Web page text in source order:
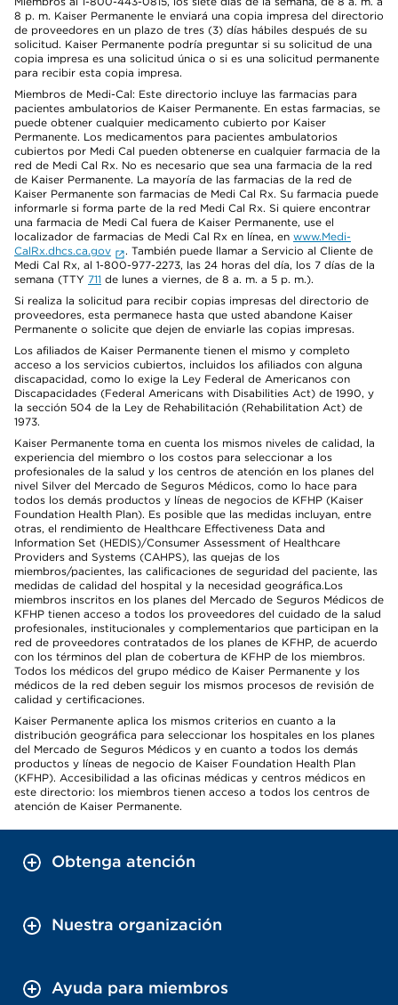
8 p. m. Kaiser Permanente le enviará una copia impresa del directorio
de proveedores en un plazo de tres (3) días hábiles después de su
solicitud. Kaiser Permanente podría preguntar si su solicitud de una
copia impresa es una solicitud única o si es una solicitud permanente
para recibir esta copia impresa.
Miembros de Medi-Cal: Este directorio incluye las farmacias para
pacientes ambulatorios de Kaiser Permanente. En estas farmacias, se
puede obtener cualquier medicamento cubierto por Kaiser
Permanente. Los medicamentos para pacientes ambulatorios
cubiertos por Medi Cal pueden obtenerse en cualquier farmacia de la
red de Medi Cal Rx. No es necesario que sea una farmacia de la red
de Kaiser Permanente. La mayoría de las farmacias de la red de
Kaiser Permanente son farmacias de Medi Cal Rx. Su farmacia puede
informarle si forma parte de la red Medi Cal Rx. Si quiere encontrar
una farmacia de Medi Cal fuera de Kaiser Permanente, use el
localizador de farmacias de Medi Cal Rx en línea, en www.Medi-
CalRx.dhcs.ca.gov
. También puede llamar a Servicio al Cliente de
Medi Cal Rx, al 1-800-977-2273, las 24 horas del día, los 7 días de la
semana (TTY 711 de lunes a viernes, de 8 a. m. a 5 p. m.).
Si realiza la solicitud para recibir copias impresas del directorio de
proveedores, esta permanece hasta que usted abandone Kaiser
Permanente o solicite que dejen de enviarle las copias impresas.
Los afiliados de Kaiser Permanente tienen el mismo y completo
acceso a los servicios cubiertos, incluidos los afiliados con alguna
discapacidad, como lo exige la Ley Federal de Americanos con
Discapacidades (Federal Americans with Disabilities Act) de 1990, y
la sección 504 de la Ley de Rehabilitación (Rehabilitation Act) de
1973.
Kaiser Permanente toma en cuenta los mismos niveles de calidad, la
experiencia del miembro o los costos para seleccionar a los
profesionales de la salud y los centros de atención en los planes del
nivel Silver del Mercado de Seguros Médicos, como lo hace para
todos los demás productos y líneas de negocios de KFHP (Kaiser
Foundation Health Plan). Es posible que las medidas incluyan, entre
otras, el rendimiento de Healthcare Effectiveness Data and
Information Set (HEDIS)/Consumer Assessment of Healthcare
Providers and Systems (CAHPS), las quejas de los
miembros/pacientes, las calificaciones de seguridad del paciente, las
medidas de calidad del hospital y la necesidad geográfica.Los
miembros inscritos en los planes del Mercado de Seguros Médicos de
KFHP tienen acceso a todos los proveedores del cuidado de la salud
profesionales, institucionales y complementarios que participan en la
red de proveedores contratados de los planes de KFHP, de acuerdo
con los términos del plan de cobertura de KFHP de los miembros.
Todos los médicos del grupo médico de Kaiser Permanente y los
médicos de la red deben seguir los mismos procesos de revisión de
calidad y certificaciones.
Kaiser Permanente aplica los mismos criterios en cuanto a la
distribución geográfica para seleccionar los hospitales en los planes
del Mercado de Seguros Médicos y en cuanto a todos los demás
productos y líneas de negocio de Kaiser Foundation Health Plan
(KFHP). Accesibilidad a las oficinas médicas y centros médicos en
este directorio: los miembros tienen acceso a todos los centros de
atención de Kaiser Permanente.
Obtenga atención
Nuestra organización
Ayuda para miembros